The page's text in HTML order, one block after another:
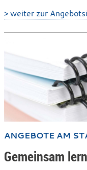
> weiter zur
ANGEBOTE AM
Gemeinsam